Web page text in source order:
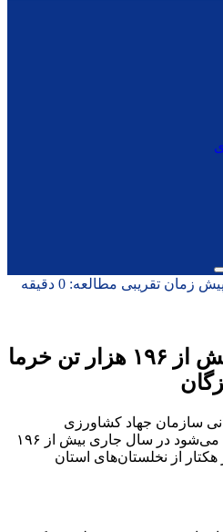
زمان تقریبی مطالعه: 0 دقیقه
پیش‌بینی برداشت بیش از ۱۹۶ هزار تن خرما
سازمان جهاد کشاورزی
هرمزگان، اعلام کرد: پیش‌بینی می‌شود در سال جاری بیش از ۱۹۶
خرما از سطح ۳۸ هزار هکتار از نخلستان‌های استان